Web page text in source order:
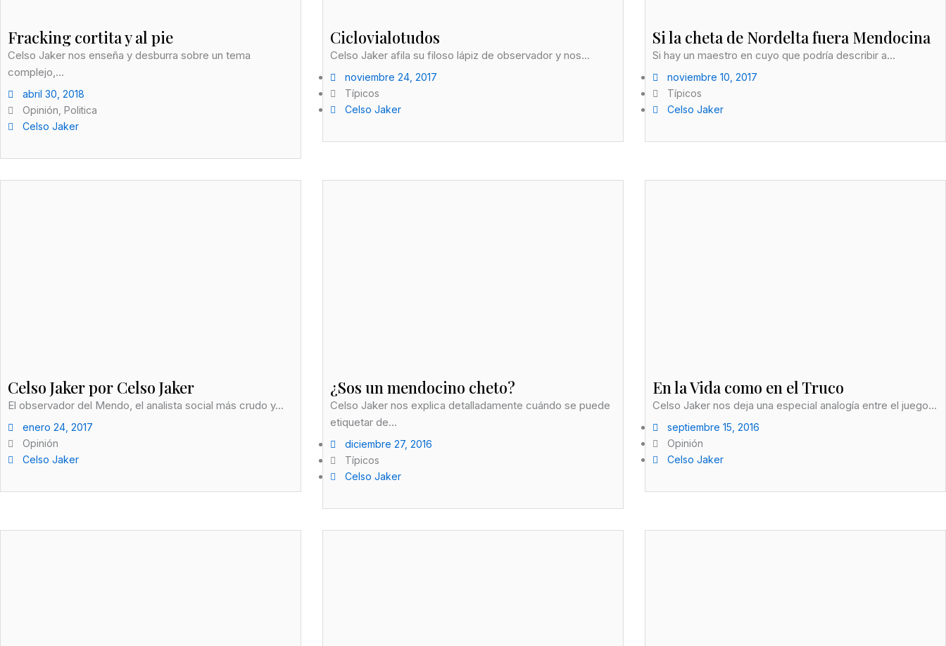
Fracking cortita y al pie
Celso Jaker nos enseña y desburra sobre un tema
complejo,...
abril 30, 2018
Opinión Politica
Celso Jaker
Ciclovialotudos
Celso Jaker afila su filoso lápiz de observador y nos...
noviembre 24, 2017
Típicos
Celso Jaker
Si la cheta de Nordelta fuera Mendocina
Si hay un maestro en cuyo que podría describir a...
noviembre 10, 2017
Típicos
Celso Jaker
Celso Jaker por Celso Jaker
El observador del Mendo, el analista social más crudo y...
enero 24, 2017
Opinión
Celso Jaker
¿Sos un mendocino cheto?
Celso Jaker nos explica detalladamente cuándo se puede
etiquetar de...
diciembre 27, 2016
Típicos
Celso Jaker
En la Vida como en el Truco
Celso Jaker nos deja una especial analogía entre el juego...
septiembre 15, 2016
Opinión
Celso Jaker